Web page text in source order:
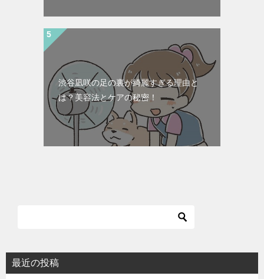
渋谷凪咲の足の裏が綺麗すぎる理由と
は？美容法とケアの秘密！
最近の投稿